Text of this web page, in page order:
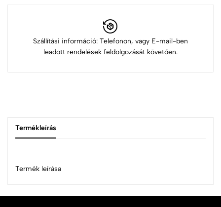
Szállítási információ: Telefonon, vagy E-mail-ben
leadott rendelések feldolgozását követően.
Termékleírás
Termék leírása